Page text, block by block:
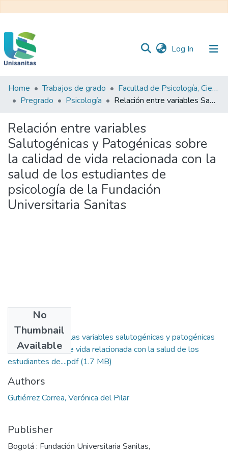
Log In (current)
Inicio
Web
Unisanitas
Biblioteca
Home Trabajos de grado
Facultad de Psicología, Ciencias Sociales y de la Educación
Pregrado
Psicología Relación entre variables Salutogénicas y Patogénicas sobre la calidad de vida relacionada con la salud de los estudiantes de psicología de la Fundación Universitaria Sanitas
Relación entre variables
Salutogénicas y Patogénicas sobre
la calidad de vida relacionada con la
salud de los estudiantes de
psicología de la Fundación
Universitaria Sanitas
No
Thumbnail
Available
Relacion entre las variables salutogénicas y patogénicas
sobre la calidad de vida relacionada con la salud de los
estudiantes de....pdf(1.7 MB)
Authors
Gutiérrez Correa, Verónica del Pilar
Publisher
Bogotá : Fundación Universitaria Sanitas,